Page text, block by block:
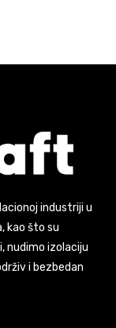
industriji u
kao što su
nudimo izolaciju
i bezbedan